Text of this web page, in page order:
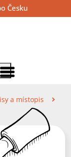
Česku
Zobrazit položky menu
a místopis